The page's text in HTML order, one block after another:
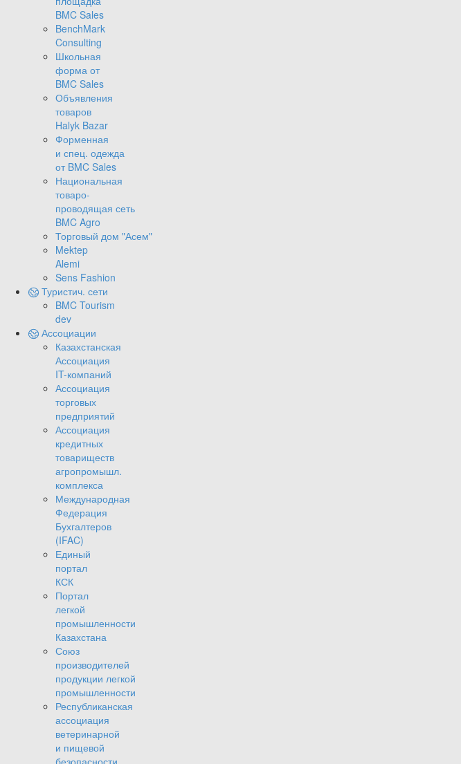
BMC Sales
BenchMark
Consulting
Школьная
форма от
BMC Sales
Объявления
товаров
Halyk Bazar
Форменная
и спец. одежда
от BMC Sales
Национальная
товаро-
проводящая сеть
BMC Agro
Торговый дом "Асем"
Mektep
Alemi
Sens Fashion
Туристич. сети
BMC Tourism
dev
Ассоциации
Казахстанская
Ассоциация
IT-компаний
Ассоциация
торговых
предприятий
Ассоциация
кредитных
товариществ
агропромышл.
комплекса
Международная
Федерация
Бухгалтеров
(IFAC)
Единый
портал
КСК
Портал
легкой
промышленности
Казахстана
Союз
производителей
продукции легкой
промышленности
Республиканская
ассоциация
ветеринарной
и пищевой